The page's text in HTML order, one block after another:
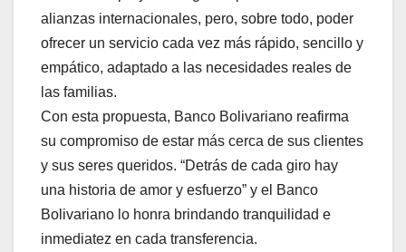
alianzas internacionales, pero, sobre todo, poder
ofrecer un servicio cada vez más rápido, sencillo y
empático, adaptado a las necesidades reales de
las familias.
Con esta propuesta, Banco Bolivariano reafirma
su compromiso de estar más cerca de sus clientes
y sus seres queridos. “Detrás de cada giro hay
una historia de amor y esfuerzo” y el Banco
Bolivariano lo honra brindando tranquilidad e
inmediatez en cada transferencia.